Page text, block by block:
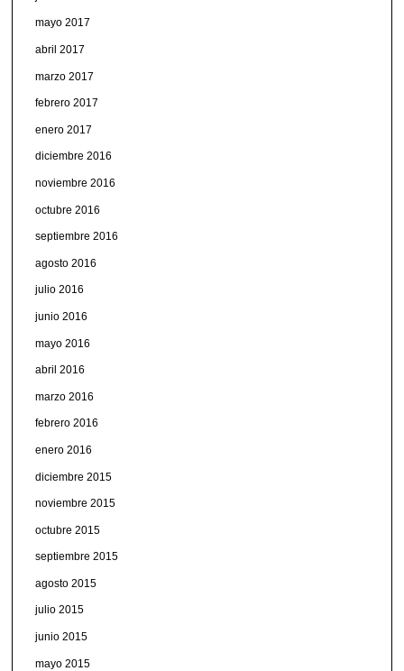
mayo 2017
abril 2017
marzo 2017
febrero 2017
enero 2017
diciembre 2016
noviembre 2016
octubre 2016
septiembre 2016
agosto 2016
julio 2016
junio 2016
mayo 2016
abril 2016
marzo 2016
febrero 2016
enero 2016
diciembre 2015
noviembre 2015
octubre 2015
septiembre 2015
agosto 2015
julio 2015
junio 2015
mayo 2015